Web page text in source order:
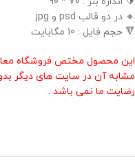
🔸 در دو قالب psd و jpg
🔻 حجم فایل : 10 مگابایت
این محصول مختص فروشگاه
مشابه آن در سایت های دیگر
رضایت ما نمی باشد .